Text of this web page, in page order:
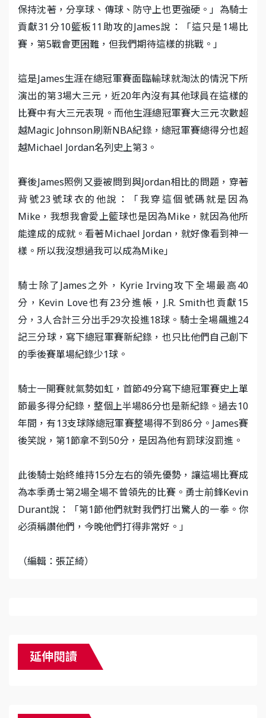
保持沈著，分享球、傳球、防守上也更強硬。」為騎士
貢獻31分10籃板11助攻的James說：「這只是1場比
賽，第5戰會更困難，但我們期待這樣的挑戰。」
這是James生涯在總冠軍賽面臨輸球就淘汰的情況下所
演出的第3場大三元，近20年內沒有其他球員在這樣的
比賽中有大三元表現。而他生涯總冠軍賽大三元次數超
越Magic Johnson刷新NBA紀錄，總冠軍賽總得分也超
越Michael Jordan名列史上第3。
賽後James照例又要被問到與Jordan相比的問題，穿著
背號23號球衣的他說：「我穿這個號碼就是因為
Mike，我想我會愛上籃球也是因為Mike，就因為他所
能達成的成就。看著Michael Jordan，就好像看到神一
樣。所以我沒想過我可以成為Mike」
騎士除了James之外，Kyrie Irving攻下全場最高40
分，Kevin Love也有23分進帳，J.R. Smith也貢獻15
分，3人合計三分出手29次投進18球。騎士全場飆進24
記三分球，寫下總冠軍賽新紀錄，也只比他們自己創下
的季後賽單場紀錄少1球。
騎士一開賽就氣勢如虹，首節49分寫下總冠軍賽史上單
節最多得分紀錄，整個上半場86分也是新紀錄。過去10
年間，有13支球隊總冠軍賽整場得不到86分。James賽
後笑說，第1節拿不到50分，是因為他有罰球沒罰進。
此後騎士始終維持15分左右的領先優勢，讓這場比賽成
為本季勇士第2場全場不曾領先的比賽。勇士前鋒Kevin
Durant說：「第1節他們就對我們打出驚人的一拳。你
必須稱讚他們，今晚他們打得非常好。」
（編輯：張芷綺）
延伸閱讀